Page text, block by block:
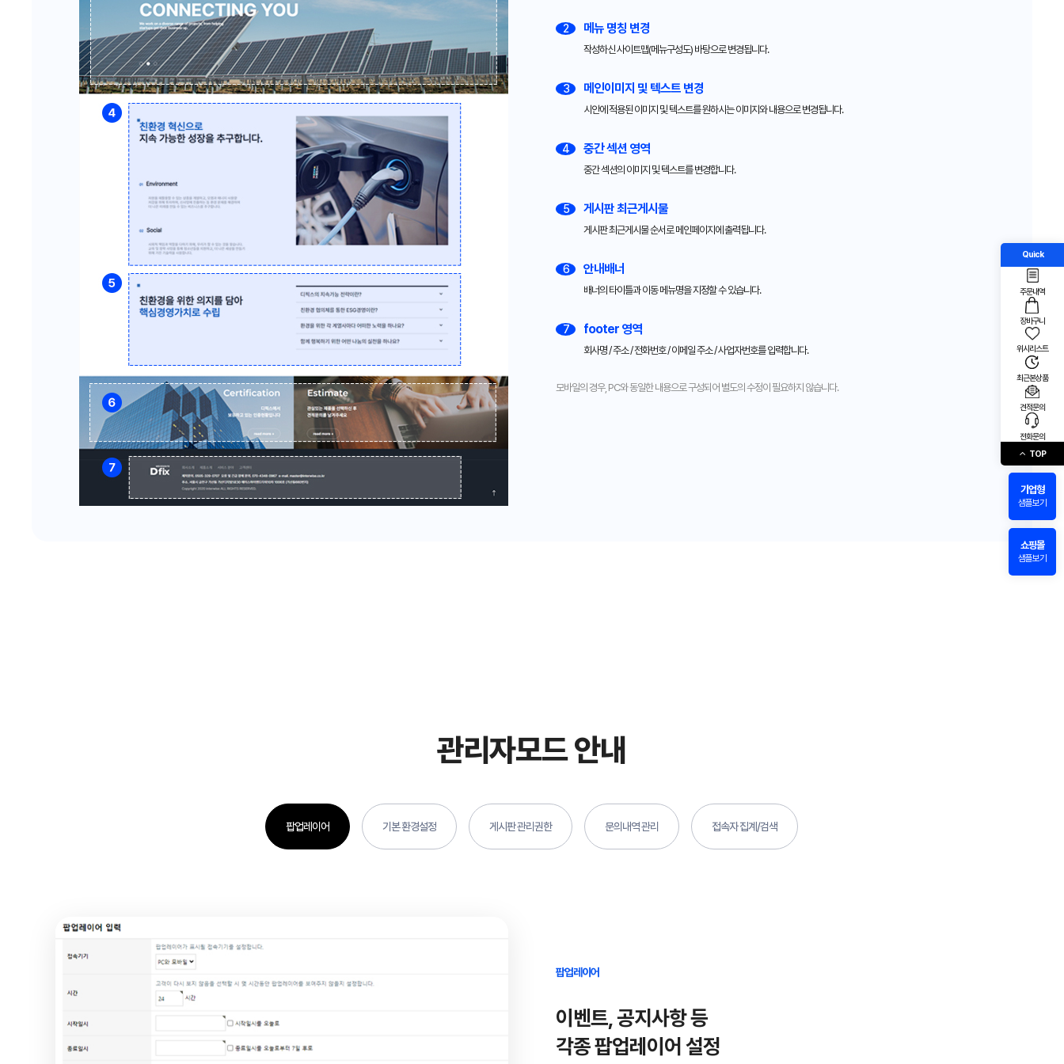
Quick
주문내역
장바구니
위시리스트
최근본상품
견적문의
전화문의
TOP
기업형
샘플보기
쇼핑몰
샘플보기
2 메뉴 명칭 변경
작성하신 사이트맵(메뉴구성도) 바탕으로 변경됩니다.
3 메인이미지 및 텍스트 변경
시안에 적용된 이미지 및 텍스트를 원하시는 이미지와 내용으로 변경됩니다.
4 중간 섹션 영역
중간 섹션의 이미지 및 텍스트를 변경합니다.
5 게시판 최근게시물
게시판 최근게시물 순서로 메인페이지에 출력됩니다.
6 안내배너
배너의 타이틀과 이동 메뉴명을 지정할 수 있습니다.
7 footer 영역
회사명 / 주소 / 전화번호 / 이메일 주소 / 사업자번호를 입력합니다.
모바일의 경우, PC와 동일한 내용으로 구성되어 별도의 수정이 필요하지 않습니다.
관리자모드 안내
팝업레이어 기본 환경설정 게시판 관리권한 문의내역 관리 접속자 집계/검색
팝업레이어
이벤트, 공지사항 등
각종 팝업레이어 설정